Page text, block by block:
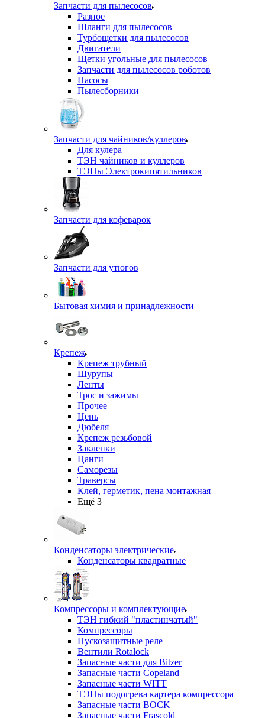
Запчасти для пылесосов
Разное
Шланги для пылесосов
Турбощетки для пылесосов
Двигатели
Щетки угольные для пылесосов
Запчасти для пылесосов роботов
Насосы
Пылесборники
Запчасти для чайников/куллеров
Для кулера
ТЭН чайников и куллеров
ТЭНы Электрокипятильников
Запчасти для кофеварок
Запчасти для утюгов
Бытовая химия и принадлежности
Крепеж
Крепеж трубный
Шурупы
Ленты
Трос и зажимы
Прочее
Цепь
Дюбеля
Крепеж резьбовой
Заклепки
Цанги
Саморезы
Траверсы
Клей, герметик, пена монтажная
Ещё 3
Конденсаторы электрические
Конденсаторы квадратные
Компрессоры и комплектующие
ТЭН гибкий "пластинчатый"
Компрессоры
Пускозащитные реле
Вентили Rotalock
Запасные части для Bitzer
Запасные части Copeland
Запасные части WITT
ТЭНы подогрева картера компрессора
Запасные части BOCK
Запасные части Frascold